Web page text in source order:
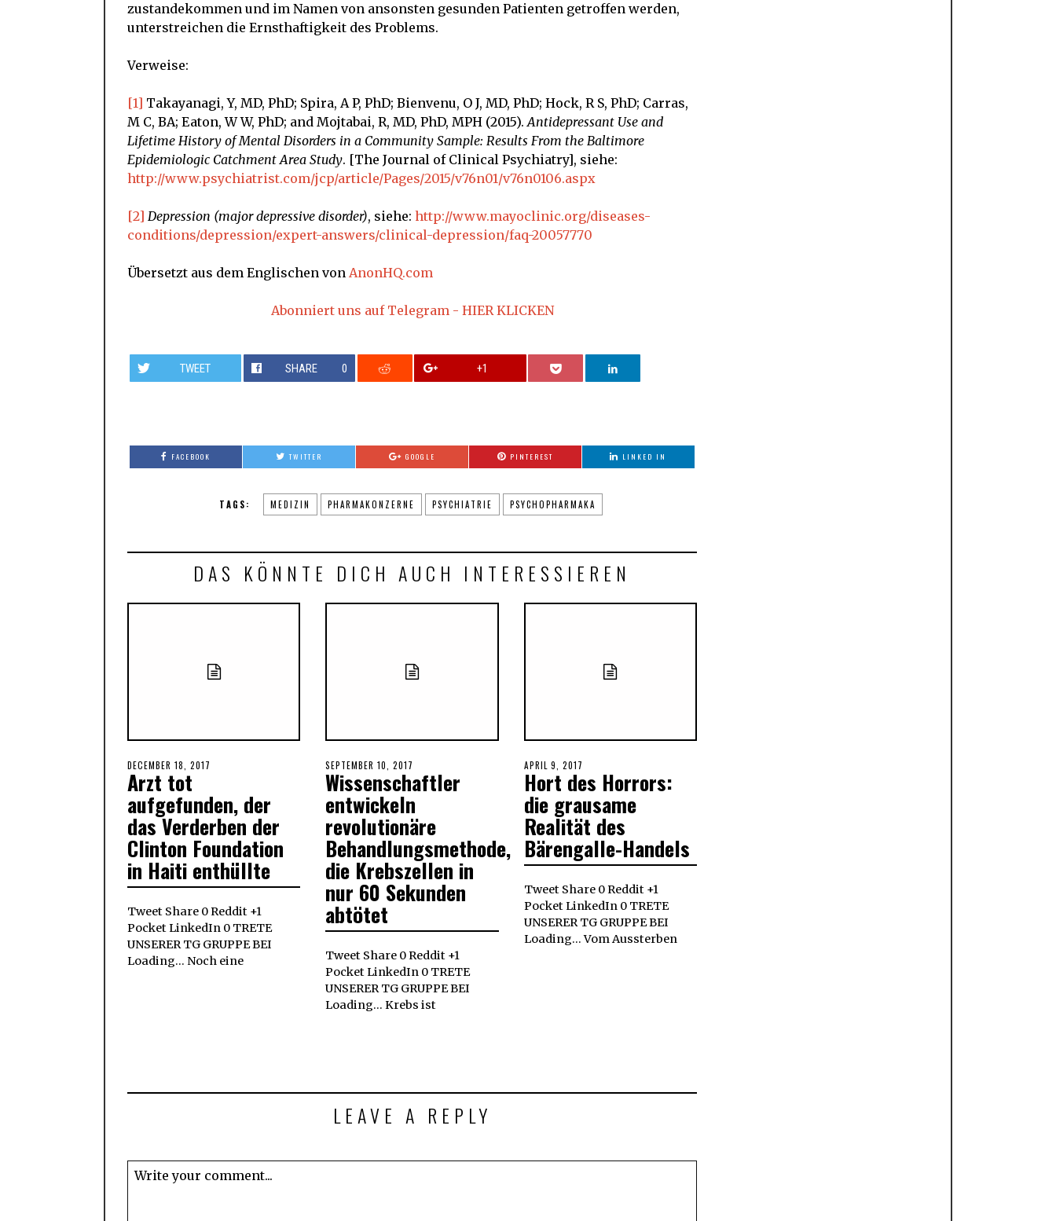
zustandekommen und im Namen von ansonsten gesunden Patienten getroffen werden,
unterstreichen die Ernsthaftigkeit des Problems.
Verweise:
[1] Takayanagi, Y, MD, PhD; Spira, A P, PhD; Bienvenu, O J, MD, PhD; Hock, R S, PhD; Carras,
M C, BA; Eaton, W W, PhD; and Mojtabai, R, MD, PhD, MPH (2015).Antidepressant Use and
Lifetime History of Mental Disorders in a Community Sample: Results From the Baltimore
Epidemiologic Catchment Area Study. [The Journal of Clinical Psychiatry], siehe:
http://www.psychiatrist.com/jcp/article/Pages/2015/v76n01/v76n0106.aspx
[2] Depression (major depressive disorder), siehe: http://www.mayoclinic.org/diseases-
conditions/depression/expert-answers/clinical-depression/faq-20057770
Übersetzt aus dem Englischen von AnonHQ.com
Abonniert uns auf Telegram - HIER KLICKEN
TWEET SHARE 0 +1
FACEBOOK TWITTER GOOGLE PINTEREST LINKED IN
TAGS: MEDIZIN PHARMAKONZERNE PSYCHIATRIE PSYCHOPHARMAKA
DAS KÖNNTE DICH AUCH INTERESSIEREN
POSTED
ON
DECEMBER 18, 2017
Arzt tot
aufgefunden, der
das Verderben der
Clinton Foundation
in Haiti enthüllte
Tweet Share 0 Reddit +1
Pocket LinkedIn 0 TRETE
UNSERER TG GRUPPE BEI
Loading... Noch eine
POSTED
ON
SEPTEMBER 10, 2017
Wissenschaftler
entwickeln
revolutionäre
Behandlungsmethode,
die Krebszellen in
nur 60 Sekunden
abtötet
Tweet Share 0 Reddit +1
Pocket LinkedIn 0 TRETE
UNSERER TG GRUPPE BEI
Loading... Krebs ist
POSTED
ON
APRIL 9, 2017
Hort des Horrors:
die grausame
Realität des
Bärengalle-Handels
Tweet Share 0 Reddit +1
Pocket LinkedIn 0 TRETE
UNSERER TG GRUPPE BEI
Loading... Vom Aussterben
LEAVE A REPLY